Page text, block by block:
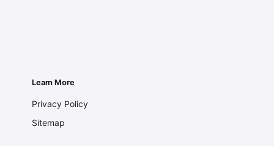
Learn More
Privacy Policy
Sitemap